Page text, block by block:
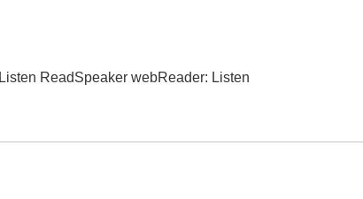
Listen ReadSpeaker webReader: Listen